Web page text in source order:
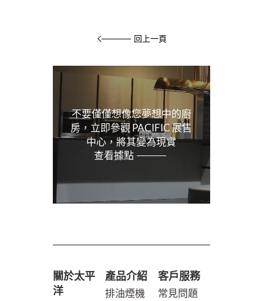
回上一頁
不要僅僅想像您夢想中的廚
房，立即參觀 PACIFIC 展售
中心，將其變為現實
查看據點
關於太平
洋
產品介紹
排油煙機
客戶服務
常見問題